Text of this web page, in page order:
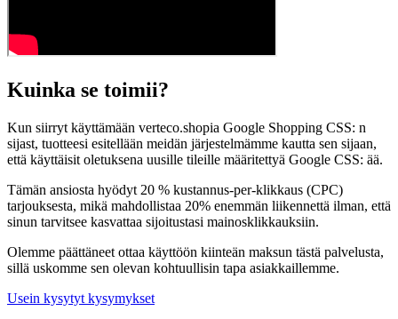
Kuinka se toimii?
Kun siirryt käyttämään verteco.shopia Google Shopping CSS: n
sijast, tuotteesi esitellään meidän järjestelmämme kautta sen sijaan,
että käyttäisit oletuksena uusille tileille määritettyä Google CSS: ää.
Tämän ansiosta hyödyt 20 % kustannus-per-klikkaus (CPC)
tarjouksesta, mikä mahdollistaa 20% enemmän liikennettä ilman, että
sinun tarvitsee kasvattaa sijoitustasi mainosklikkauksiin.
Olemme päättäneet ottaa käyttöön kiinteän maksun tästä palvelusta,
sillä uskomme sen olevan kohtuullisin tapa asiakkaillemme.
Usein kysytyt kysymykset